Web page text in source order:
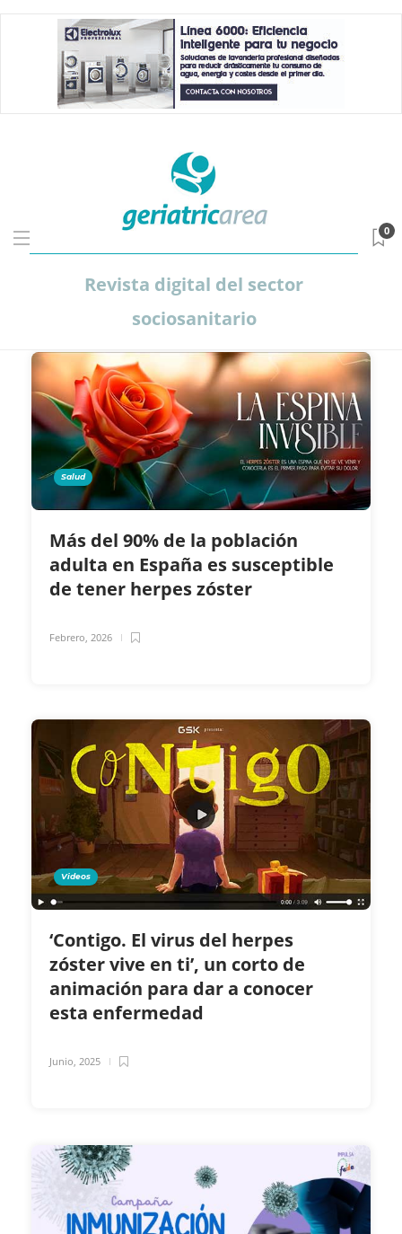
Revista digital del sector
sociosanitario
0
Salud
Más del 90% de la población
adulta en España es susceptible
de tener herpes zóster
Febrero, 2026
Videos
‘Contigo. El virus del herpes
zóster vive en ti’, un corto de
animación para dar a conocer
esta enfermedad
Junio, 2025